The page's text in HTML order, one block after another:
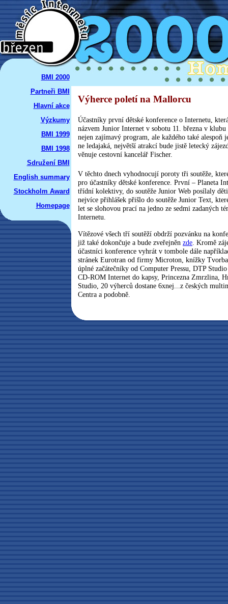
BMI 2000
Partneři BMI
Hlavní akce
Výzkumy
BMI 1999
BMI 1998
Sdružení BMI
English summary
Stockholm Award
Homepage
Výherce poletí na Mallorcu
Účastníky první dětské konference o Internetu,
názvem Junior Internet v sobotu 11. března v
nejen zajímavý program, ale každého také alespoň
ne ledajaká, největší atrakcí bude jistě letecký
věnuje cestovní kancelář Fischer.
V těchto dnech vyhodnocují poroty tři soutěže,
pro účastníky dětské konference. První – Planeta
třídní kolektivy, do soutěže Junior Web posílaly
nejvíce přihlášek přišlo do soutěže Junior Text,
let se slohovou prací na jedno ze sedmi zadaných
Internetu.
Vítězové všech tří soutěží obdrží pozvánku na
již také dokončuje a bude zveřejněn zde . Kromě
účastníci konference vyhrát v tombole dále
stránek Eurotran od firmy Microton, knížky
úplné začátečníky od Computer Pressu, DTP
CD-ROM Internet do kapsy, Princezna Zmrzlina,
Studio, 20 výherců dostane 6xnej...z českých
Centra a podobně.